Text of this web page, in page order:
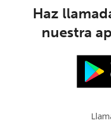
Haz
nuestra